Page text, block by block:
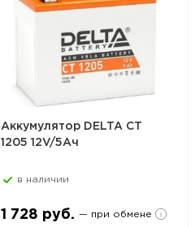
Аккумулятор DELTA CT
1205 12V/5Ач
в наличии
1 728 руб. — при обмене